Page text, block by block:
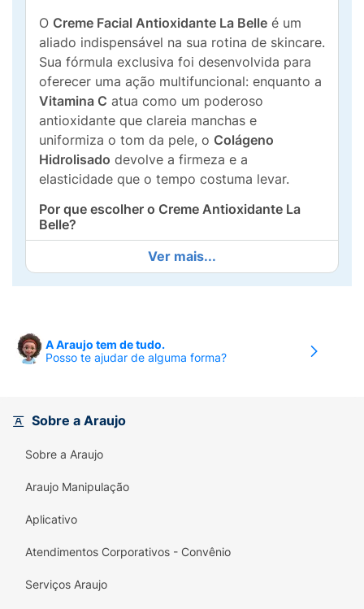
O Creme Facial Antioxidante La Belle é um
aliado indispensável na sua rotina de skincare.
Sua fórmula exclusiva foi desenvolvida para
oferecer uma ação multifuncional: enquanto a
Vitamina C atua como um poderoso
antioxidante que clareia manchas e
uniformiza o tom da pele, o Colágeno
Hidrolisado devolve a firmeza e a
elasticidade que o tempo costuma levar.
Por que escolher o Creme Antioxidante La
Belle?
Ação Anti-idade:Reduz visivelmente as
linhas de expressão e protege contra o
Escudo Protetor:Contém filtro solar para
proteger seu rosto durante o dia a dia e
testado, possui absorção rápida, deixando
hidratada e com textura revitalizada.
Modo de uso:Com o rosto limpo e seco,
aplique uma pequena quantidade do creme e
Ver mais...
A Araujo tem de tudo.
Posso te ajudar de alguma forma?
Sobre a Araujo
Sobre a Araujo
Araujo Manipulação
Aplicativo
Atendimentos Corporativos - Convênio
Serviços Araujo